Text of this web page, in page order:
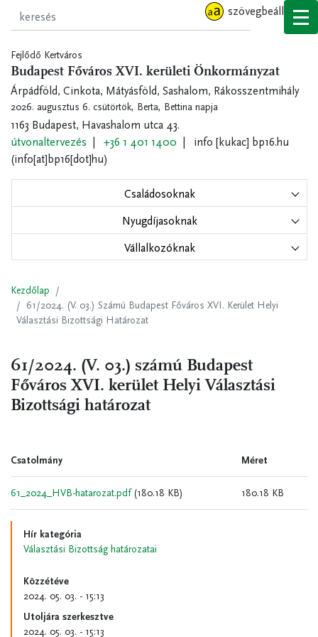
szövegbeállítások
Fejlődő Kertváros
Budapest Főváros XVI. kerületi Önkormányzat
Árpádföld, Cinkota, Mátyásföld, Sashalom, Rákosszentmihály
2026. augusztus 6. csütörtök, Berta, Bettina napja
1163 Budapest, Havashalom utca 43.
útvonaltervezés
+36 1 401 1400 info [kukac] bp16.hu
(info[at]bp16[dot]hu)
Családosoknak
Nyugdíjasoknak
Vállalkozóknak
Kezdőlap
61/2024. (V. 03.) Számú Budapest Főváros XVI. Kerület Helyi
Választási Bizottsági Határozat
61/2024. (V. 03.) számú Budapest
Főváros XVI. kerület Helyi Választási
Bizottsági határozat
Csatolmány Méret
61_2024_HVB-hatarozat.pdf (180.18 KB) 180.18 KB
Hír kategória
Választási Bizottság határozatai
Közzétéve
2024. 05. 03. - 15:13
Utoljára szerkesztve
2024. 05. 03. - 15:13